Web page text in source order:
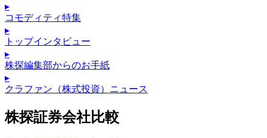
▸
コモディティ特集
▸
トップインタビュー
▸
株探編集部からのお手紙
▸
クラファン（株式投資）ニュース
株探証券会社比較